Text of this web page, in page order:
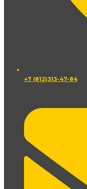
+7 (812)313-47-84